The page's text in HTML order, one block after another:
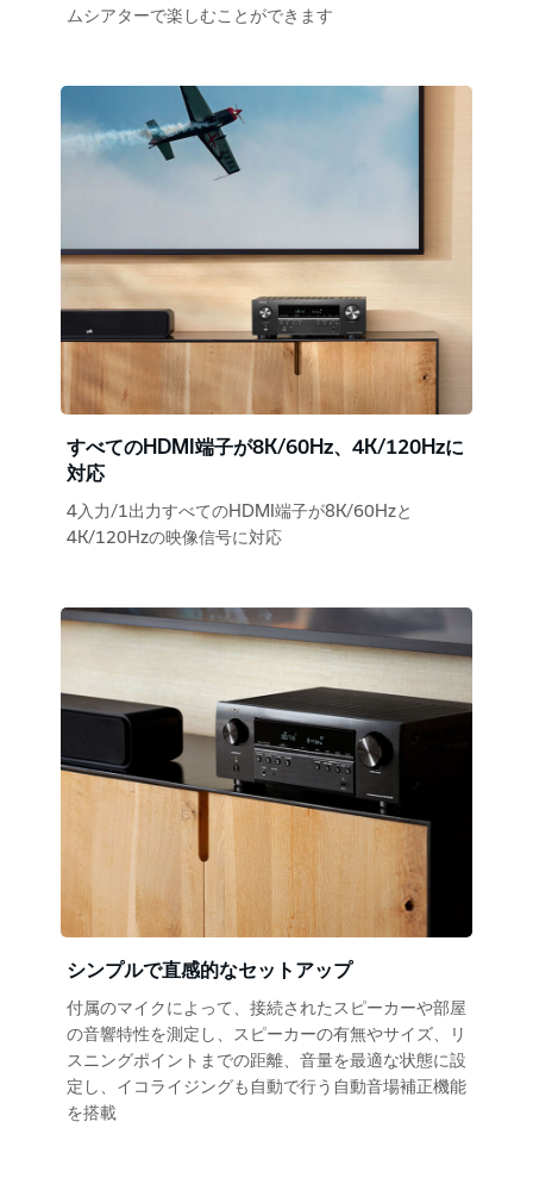
ムシアターで楽しむことができます
すべてのHDMI端子が8K/60Hz、4K/120Hzに
対応
4入力/1出力すべてのHDMI端子が8K/60Hzと
4K/120Hzの映像信号に対応
シンプルで直感的なセットアップ
付属のマイクによって、接続されたスピーカーや部屋
の音響特性を測定し、スピーカーの有無やサイズ、リ
スニングポイントまでの距離、音量を最適な状態に設
定し、イコライジングも自動で行う自動音場補正機能
を搭載